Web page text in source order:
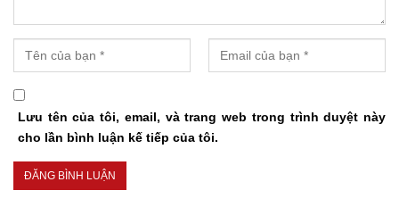
Lưu tên của tôi, email, và trang web trong trình duyệt này
cho lần bình luận kế tiếp của tôi.